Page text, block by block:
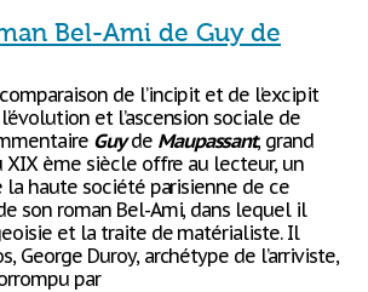
Bel-Ami de Guy de
de l’incipit et de l’excipit
et l’ascension sociale de
Guyde Maupassant, grand
XIX ème siècle offre au lecteur, un
la haute société parisienne de ce
son roman Bel-Ami, dans lequel il
et la traite de matérialiste. Il
George Duroy, archétype de l’arriviste,
par